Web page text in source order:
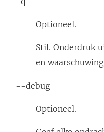
Optioneel.
Stil. Onderdruk
en
--debug
Optioneel.